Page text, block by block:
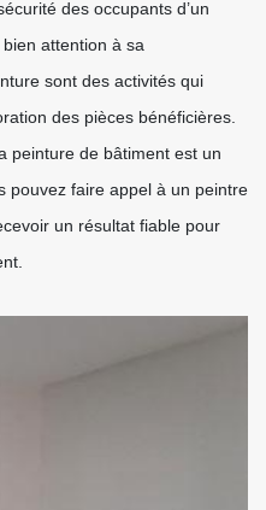
des occupants d’un
attention à sa
sont des activités qui
des pièces bénéficières.
peinture de bâtiment est un
pouvez faire appel à un peintre
un résultat fiable pour